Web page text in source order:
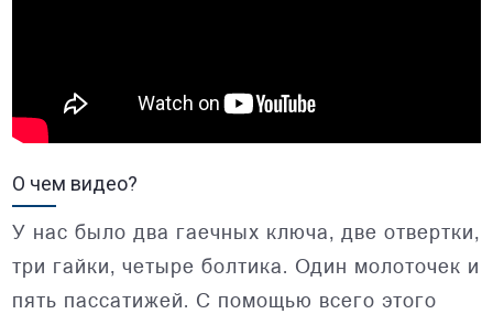
О чем видео?
У нас было два гаечных ключа, две отвертки,
три гайки, четыре болтика. Один молоточек и
пять пассатижей. С помощью всего этого